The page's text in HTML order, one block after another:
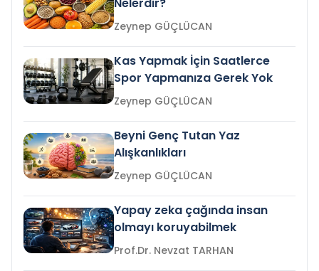
Zeynep GÜÇLÜCAN
Kas Yapmak İçin Saatlerce
Spor Yapmanıza Gerek Yok
Zeynep GÜÇLÜCAN
Beyni Genç Tutan Yaz
Alışkanlıkları
Zeynep GÜÇLÜCAN
Yapay zeka çağında insan
olmayı koruyabilmek
Prof.Dr. Nevzat TARHAN